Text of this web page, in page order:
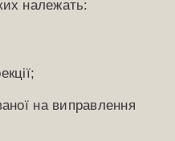
належать:
на виправлення